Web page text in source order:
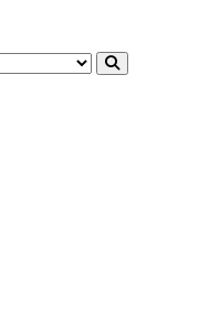
книги, учебники на